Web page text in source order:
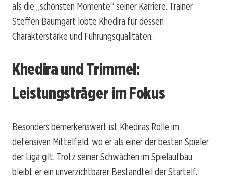
als die „schönsten Momente“ seiner Karriere. Trainer
Steffen Baumgart lobte Khedira für dessen
Charakterstärke und Führungsqualitäten.
Khedira und Trimmel:
Leistungsträger im Fokus
Besonders bemerkenswert ist Khediras Rolle im
defensiven Mittelfeld, wo er als einer der besten Spieler
der Liga gilt. Trotz seiner Schwächen im Spielaufbau
bleibt er ein unverzichtbarer Bestandteil der Startelf.